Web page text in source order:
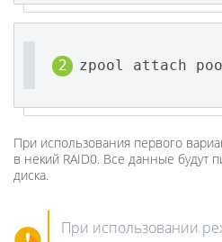
zpool attach
При использования первого
в некий RAID0. Все данные будут
диска.
При использовании